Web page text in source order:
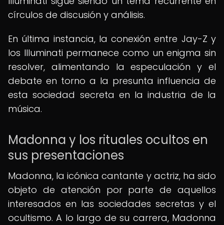
círculos de discusión y análisis.
En última instancia, la conexión entre Jay-Z y
los Illuminati permanece como un enigma sin
resolver, alimentando la especulación y el
debate en torno a la presunta influencia de
esta sociedad secreta en la industria de la
música.
Madonna y los rituales ocultos en
sus presentaciones
Madonna, la icónica cantante y actriz, ha sido
objeto de atención por parte de aquellos
interesados en las sociedades secretas y el
ocultismo. A lo largo de su carrera, Madonna